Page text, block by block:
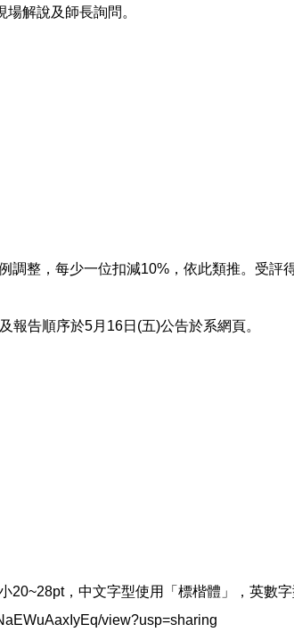
解說及師長詢問。
整，每少一位扣減10%，依此類推。受評
告順序於5月16日(五)公告於系網頁。
，中文字型使用「標楷體」，英數字
view?usp=sharing